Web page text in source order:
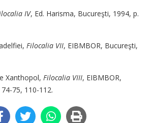
IV, Ed. Harisma, Bucureşti, 1994, p.
Filocalia VII, EIBMBOR, Bucureşti,
Xanthopol, Filocalia VIII, EIBMBOR,
75, 110-112.